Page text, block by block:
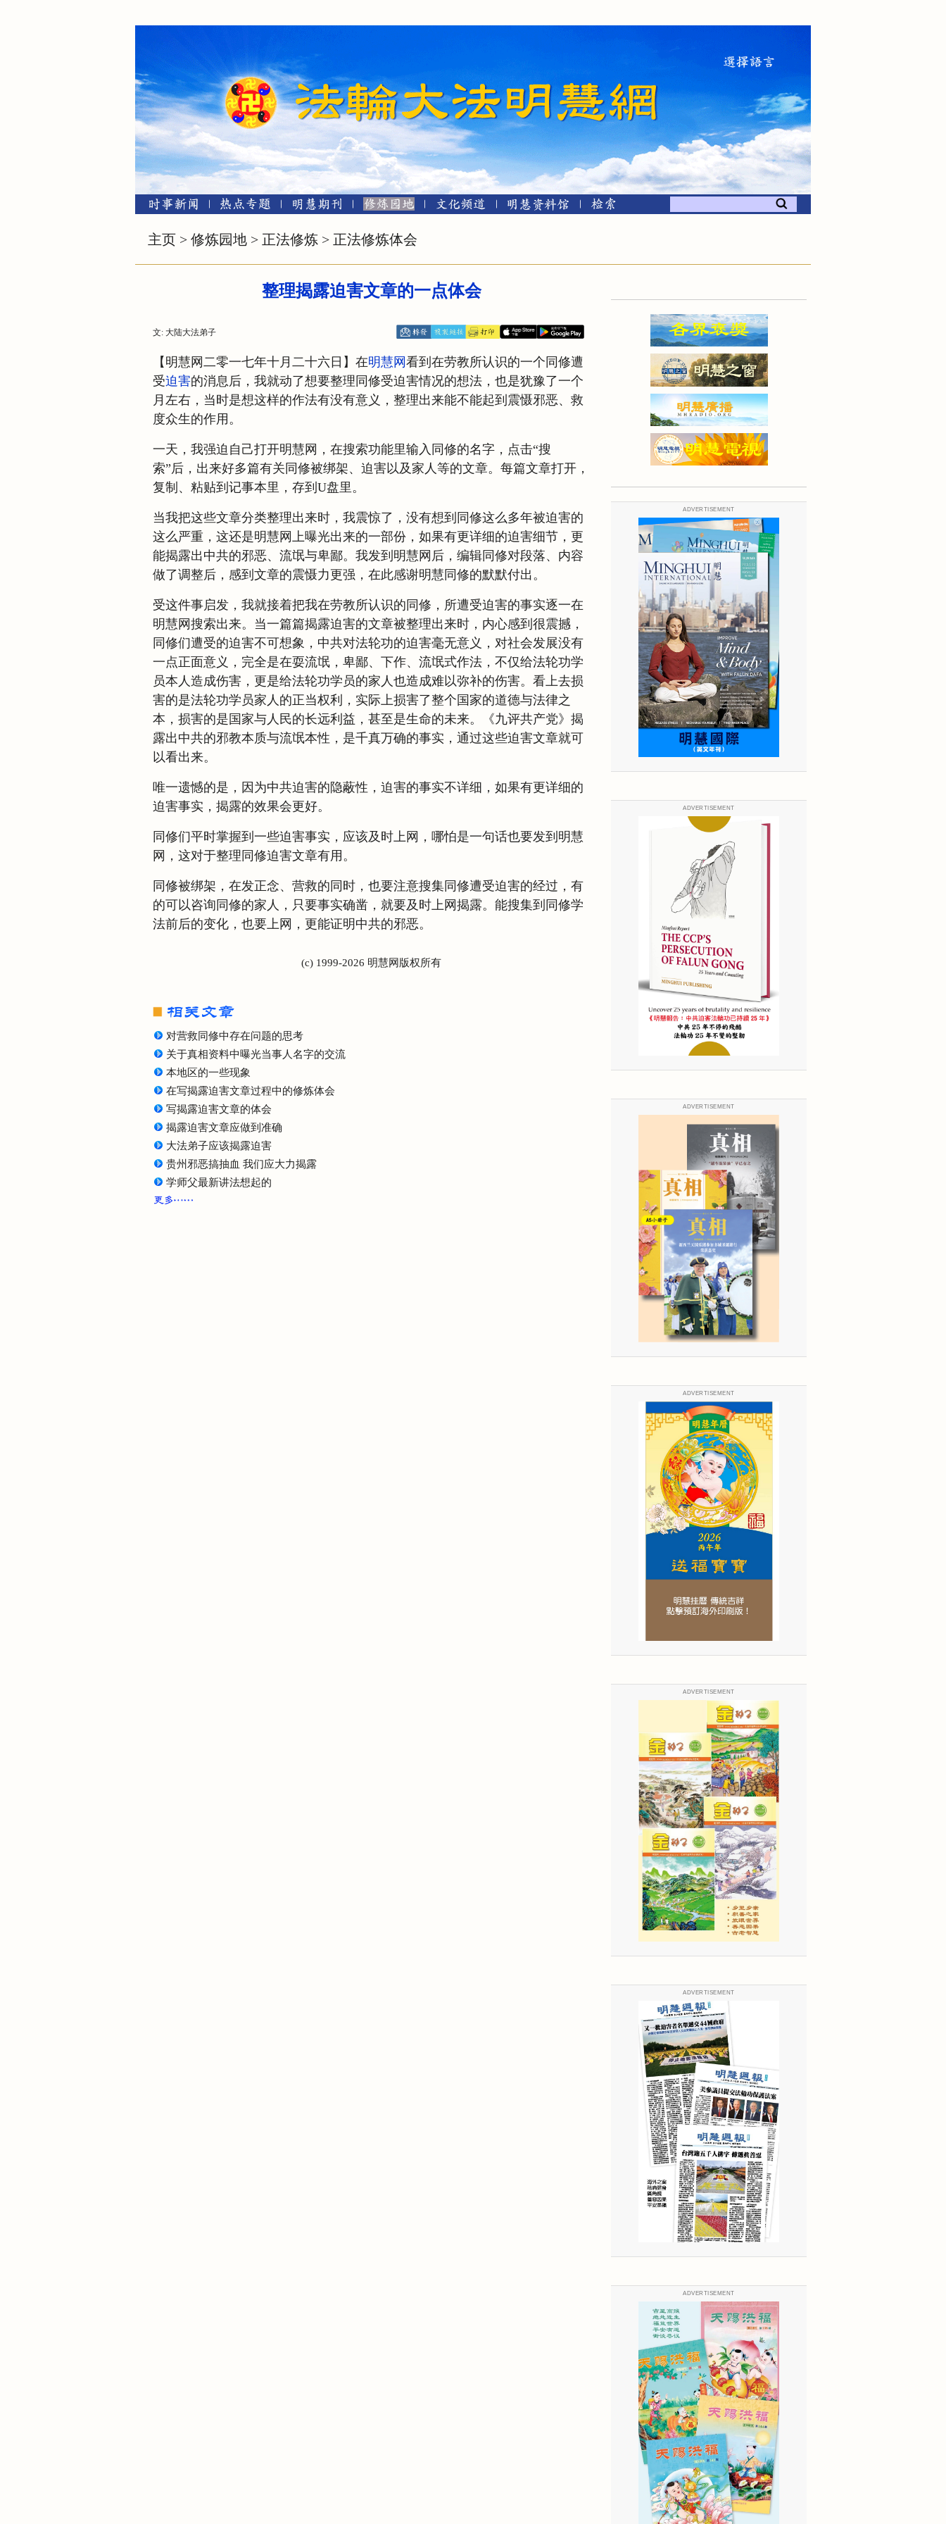
主页 > 修炼园地 > 正法修炼 > 正法修炼体会
整理揭露迫害文章的一点体会
文: 大陆大法弟子
【明慧网二零一七年十月二十六日】在明慧网 看到在劳教所认识的一个同修遭
受迫害的消息后，我就动了想要整理同修受迫害情况的想法，也是犹豫了一个
月左右，当时是想这样的作法有没有意义，整理出来能不能起到震慑邪恶、救
度众生的作用。
一天，我强迫自己打开明慧网，在搜索功能里输入同修的名字，点击“搜
索”后，出来好多篇有关同修被绑架、迫害以及家人等的文章。每篇文章打开，
复制、粘贴到记事本里，存到U盘里。
当我把这些文章分类整理出来时，我震惊了，没有想到同修这么多年被迫害的
这么严重，这还是明慧网上曝光出来的一部份，如果有更详细的迫害细节，更
能揭露出中共的邪恶、流氓与卑鄙。我发到明慧网后，编辑同修对段落、内容
做了调整后，感到文章的震慑力更强，在此感谢明慧同修的默默付出。
受这件事启发，我就接着把我在劳教所认识的同修，所遭受迫害的事实逐一在
明慧网搜索出来。当一篇篇揭露迫害的文章被整理出来时，内心感到很震撼，
同修们遭受的迫害不可想象，中共对法轮功的迫害毫无意义，对社会发展没有
一点正面意义，完全是在耍流氓，卑鄙、下作、流氓式作法，不仅给法轮功学
员本人造成伤害，更是给法轮功学员的家人也造成难以弥补的伤害。看上去损
害的是法轮功学员家人的正当权利，实际上损害了整个国家的道德与法律之
本，损害的是国家与人民的长远利益，甚至是生命的未来。《九评共产党》揭
露出中共的邪教本质与流氓本性，是千真万确的事实，通过这些迫害文章就可
以看出来。
唯一遗憾的是，因为中共迫害的隐蔽性，迫害的事实不详细，如果有更详细的
迫害事实，揭露的效果会更好。
同修们平时掌握到一些迫害事实，应该及时上网，哪怕是一句话也要发到明慧
网，这对于整理同修迫害文章有用。
同修被绑架，在发正念、营救的同时，也要注意搜集同修遭受迫害的经过，有
的可以咨询同修的家人，只要事实确凿，就要及时上网揭露。能搜集到同修学
法前后的变化，也要上网，更能证明中共的邪恶。
(c) 1999-2026 明慧网版权所有
对营救同修中存在问题的思考
关于真相资料中曝光当事人名字的交流
本地区的一些现象
在写揭露迫害文章过程中的修炼体会
写揭露迫害文章的体会
揭露迫害文章应做到准确
大法弟子应该揭露迫害
贵州邪恶搞抽血 我们应大力揭露
学师父最新讲法想起的
ADVERTISEMENT
ADVERTISEMENT
ADVERTISEMENT
ADVERTISEMENT
ADVERTISEMENT
ADVERTISEMENT
ADVERTISEMENT